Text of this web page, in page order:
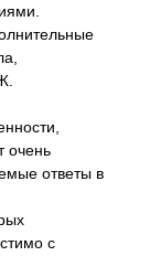
очень
ответы в
с